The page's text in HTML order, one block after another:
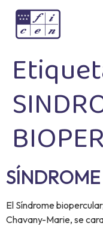
El Síndrome
Chavany-Marie, se